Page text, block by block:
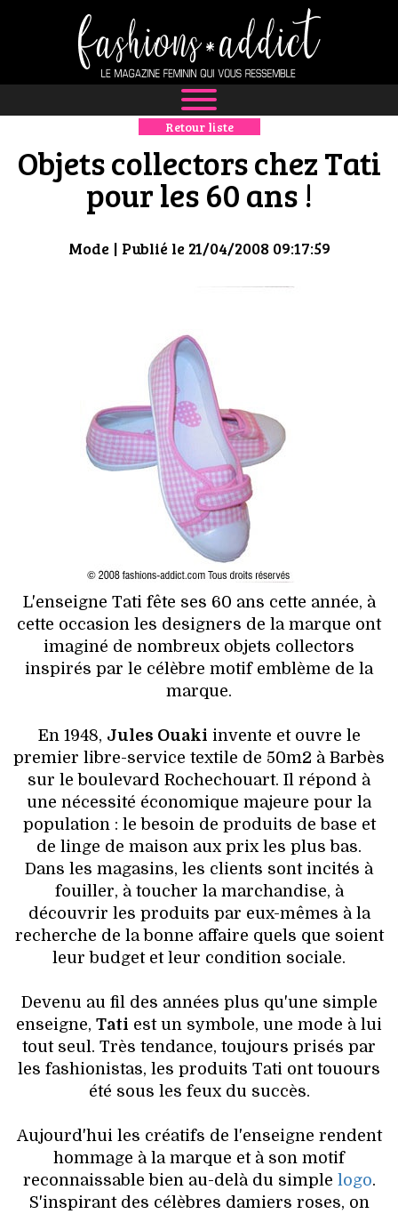
NEWS
MODE
CULTURE
HIGH TECH
MAISON
AUTO
LIEUX TENDANCES
BEAUTÉ
MODE DE RUE
JEUNES CRÉATEURS
DÉCO
VOYAGES & LOISIRS
Retour liste
Objets collectors chez Tati
pour les 60 ans !
Mode| Publié le 21/04/2008 09:17:59
L'enseigne Tati fête ses 60 ans cette année, à
cette occasion les designers de la marque ont
imaginé de nombreux objets collectors
inspirés par le célèbre motif emblème de la
marque.
En 1948, Jules Ouaki invente et ouvre le
premier libre-service textile de 50m2 à Barbès
sur le boulevard Rochechouart. Il répond à
une nécessité économique majeure pour la
population : le besoin de produits de base et
de linge de maison aux prix les plus bas.
Dans les magasins, les clients sont incités à
fouiller, à toucher la marchandise, à
découvrir les produits par eux-mêmes à la
recherche de la bonne affaire quels que soient
leur budget et leur condition sociale.
Devenu au fil des années plus qu'une simple
enseigne, Tati est un symbole, une mode à lui
tout seul. Très tendance, toujours prisés par
les fashionistas, les produits Tati ont touours
été sous les feux du succès.
Aujourd'hui les créatifs de l'enseigne rendent
hommage à la marque et à son motif
reconnaissable bien au-delà du simple logo.
S'inspirant des célèbres damiers roses, on